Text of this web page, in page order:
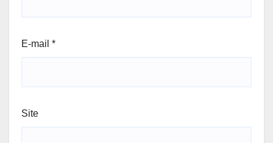
E-mail *
Site